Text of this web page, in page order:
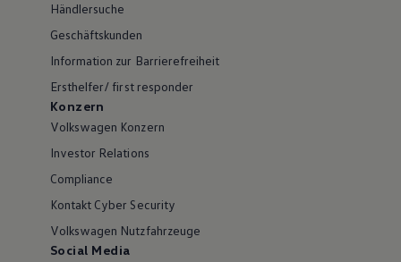
Händlersuche
Geschäftskunden
Information zur Barrierefreiheit
Ersthelfer/ first responder
Konzern
Volkswagen Konzern
Investor Relations
Compliance
Kontakt Cyber Security
Volkswagen Nutzfahrzeuge
Social Media